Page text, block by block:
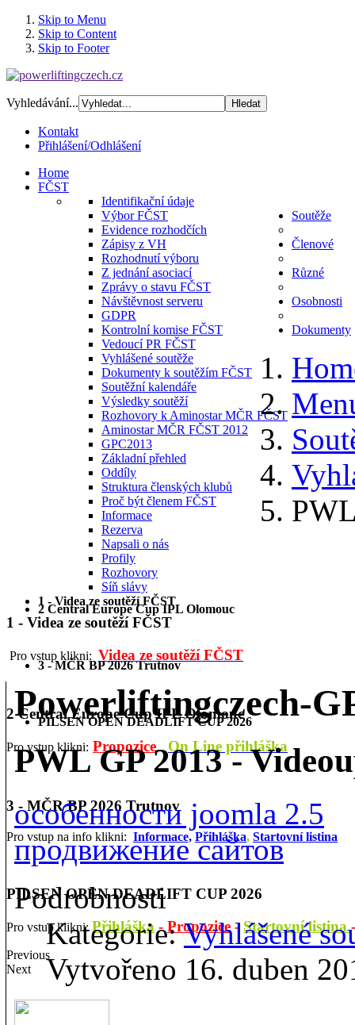
Skip to Menu
Skip to Content
Skip to Footer
Vyhledávání...
Kontakt
Přihlášení/Odhlášení
Home
FČST
Identifikační údaje
Výbor FČST
Evidence rozhodčích
Zápisy z VH
Rozhodnutí výboru
Z jednání asociací
Zprávy o stavu FČST
Návštěvnost serveru
GDPR
Kontrolní komise FČST
Vedoucí PR FČST
Soutěže
Vyhlášené soutěže
Dokumenty k soutěžím FČST
Soutěžní kalendáře
Výsledky soutěží
Rozhovory k Aminostar MČR FČST
Aminostar MČR FČST 2012
GPC2013
Členové
Základní přehled
Oddíly
Struktura členských klubů
Proč být členem FČST
Různé
Informace
Rezerva
Osobnosti
Napsali o nás
Profily
Rozhovory
Síň slávy
Dokumenty
1 - Videa ze soutěží FČST
2 Central Europe Cup IPL Olomouc
3 - MČR BP 2026 Trutnov
PILSEN OPEN DEADLIFT CUP 2026
1 - Videa ze soutěží FČST
Pro vstup klikni: Videa ze soutěží FČST
2 Central Europe Cup IPL Olomouc
Pro vstup klikni: Propozice On Line přihláška
3 - MČR BP 2026 Trutnov
Pro vstup na info klikni: Informace, Přihláška, Startovní listina
PILSEN OPEN DEADLIFT CUP 2026
Pro vstup klikni:Přihláška -Propozice - Startovní listina
Previous
Next
Powerliftingczech-
PWL GP 2013 -
особенности joomla 2.5
продвижение сайтов
Podrobnosti
Kategorie:Vyhlášené
Vytvořeno 16. duben